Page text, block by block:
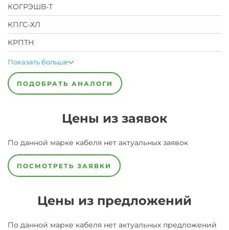
КОГРЭШВ-Т
КПГС-ХЛ
КРПТН
Показать больше
ПОДОБРАТЬ АНАЛОГИ
Цены из заявок
По данной марке кабеля нет актуальных заявок
ПОСМОТРЕТЬ ЗАЯВКИ
Цены из предложений
По данной марке кабеля нет актуальных предложений